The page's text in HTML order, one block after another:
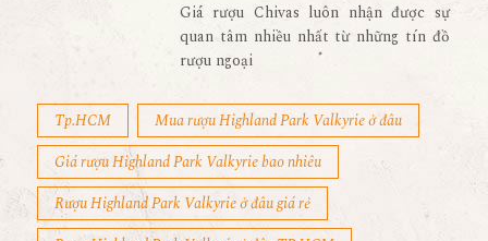
Giá rượu Chivas luôn nhận được sự
quan tâm nhiều nhất từ những tín đồ
rượu ngoại
Tp.HCM
Mua rượu Highland Park Valkyrie ở đâu
Giá rượu Highland Park Valkyrie bao nhiêu
Rượu Highland Park Valkyrie ở đâu giá rẻ